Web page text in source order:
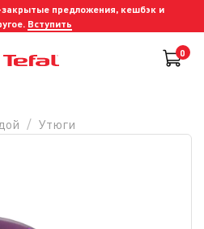
предложения, кешбэк и
Вступить
0
Утюги